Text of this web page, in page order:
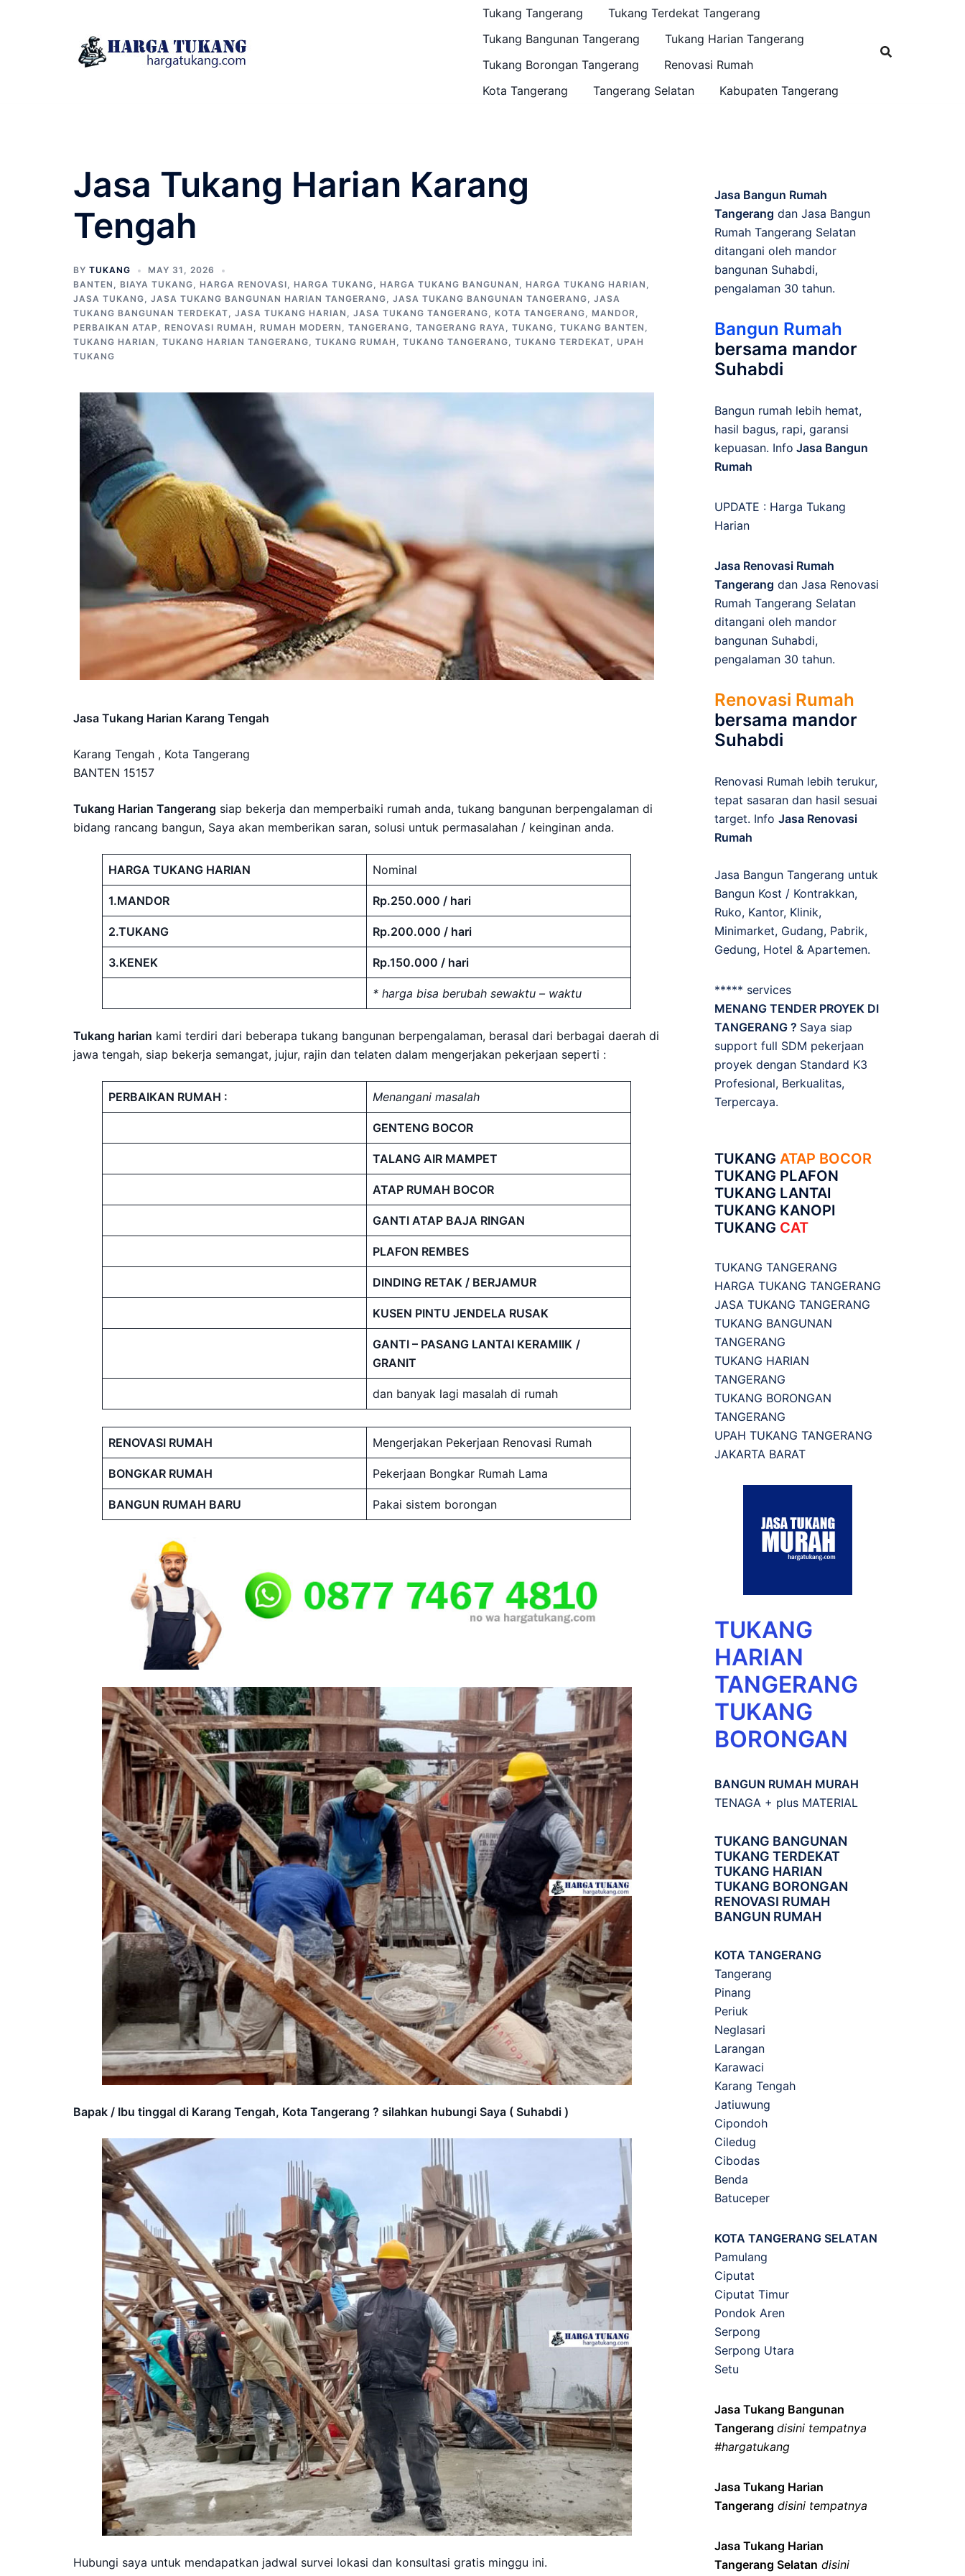
Tukang Tangerang
Tukang Terdekat Tangerang
Tukang Bangunan Tangerang
Tukang Harian Tangerang
Tukang Borongan Tangerang
Renovasi Rumah
Kota Tangerang
Tangerang Selatan Kabupaten Tangerang
Jasa Tukang Harian Karang
Tengah
BY TUKANG
MAY 31, 2026
BANTEN , BIAYA TUKANG, HARGA RENOVASI, HARGA TUKANG, HARGA TUKANG BANGUNAN , HARGA TUKANG HARIAN ,
JASA TUKANG, JASA TUKANG BANGUNAN HARIAN TANGERANG, JASA TUKANG BANGUNAN TANGERANG, JASA
TUKANG BANGUNAN TERDEKAT, JASA TUKANG HARIAN , JASA TUKANG TANGERANG, KOTA TANGERANG, MANDOR,
PERBAIKAN ATAP , RENOVASI RUMAH , RUMAH MODERN , TANGERANG, TANGERANG RAYA, TUKANG, TUKANG BANTEN ,
TUKANG HARIAN , TUKANG HARIAN TANGERANG, TUKANG RUMAH , TUKANG TANGERANG, TUKANG TERDEKAT, UPAH
TUKANG
Jasa Tukang Harian Karang Tengah
Karang Tengah , Kota Tangerang
BANTEN 15157
Tukang Harian Tangerang siap bekerja dan memperbaiki rumah anda, tukang bangunan berpengalaman di
bidang rancang bangun, Saya akan memberikan saran, solusi untuk permasalahan / keinginan anda.
HARGA TUKANG HARIAN Nominal
1.MANDOR Rp.250.000 / hari
2.TUKANG Rp.200.000 / hari
3.KENEK Rp.150.000 / hari
* harga bisa berubah sewaktu – waktu
Tukang harian kami terdiri dari beberapa tukang bangunan berpengalaman, berasal dari berbagai daerah di
jawa tengah, siap bekerja semangat, jujur, rajin dan telaten dalam mengerjakan pekerjaan seperti :
PERBAIKAN RUMAH : Menangani masalah
GENTENG BOCOR
TALANG AIR MAMPET
ATAP RUMAH BOCOR
GANTI ATAP BAJA RINGAN
PLAFON REMBES
DINDING RETAK / BERJAMUR
KUSEN PINTU JENDELA RUSAK
GANTI – PASANG LANTAI KERAMIIK /
GRANIT
dan banyak lagi masalah di rumah
RENOVASI RUMAH Mengerjakan Pekerjaan Renovasi Rumah
BONGKAR RUMAH Pekerjaan Bongkar Rumah Lama
BANGUN RUMAH BARU Pakai sistem borongan
Bapak / Ibu tinggal di Karang Tengah, Kota Tangerang ? silahkan hubungi Saya ( Suhabdi )
Hubungi saya untuk mendapatkan jadwal survei lokasi dan konsultasi gratis minggu ini.
Jasa Bangun Rumah
Tangerang dan Jasa Bangun
Rumah Tangerang Selatan
ditangani oleh mandor
bangunan Suhabdi,
pengalaman 30 tahun.
Bangun Rumah
bersama mandor
Suhabdi
Bangun rumah lebih hemat,
hasil bagus, rapi, garansi
kepuasan. Info Jasa Bangun
Rumah
UPDATE : Harga Tukang
Harian
Jasa Renovasi Rumah
Tangerang dan Jasa Renovasi
Rumah Tangerang Selatan
ditangani oleh mandor
bangunan Suhabdi,
pengalaman 30 tahun.
Renovasi Rumah
bersama mandor
Suhabdi
Renovasi Rumah lebih terukur,
tepat sasaran dan hasil sesuai
target. Info Jasa Renovasi
Rumah
Jasa Bangun Tangerang untuk
Bangun Kost / Kontrakkan,
Ruko, Kantor, Klinik,
Minimarket, Gudang, Pabrik,
Gedung, Hotel & Apartemen.
***** services
MENANG TENDER PROYEK DI
TANGERANG ? Saya siap
support full SDM pekerjaan
proyek dengan Standard K3
Profesional, Berkualitas,
Terpercaya.
TUKANG ATAP BOCOR
TUKANG PLAFON
TUKANG LANTAI
TUKANG KANOPI
TUKANG CAT
TUKANG TANGERANG
HARGA TUKANG TANGERANG
JASA TUKANG TANGERANG
TUKANG BANGUNAN
TANGERANG
TUKANG HARIAN
TANGERANG
TUKANG BORONGAN
TANGERANG
UPAH TUKANG TANGERANG
JAKARTA BARAT
TUKANG
HARIAN
TANGERANG
TUKANG
BORONGAN
BANGUN RUMAH MURAH
TENAGA + plus MATERIAL
TUKANG BANGUNAN
TUKANG TERDEKAT
TUKANG HARIAN
TUKANG BORONGAN
RENOVASI RUMAH
BANGUN RUMAH
KOTA TANGERANG
Tangerang
Pinang
Periuk
Neglasari
Larangan
Karawaci
Karang Tengah
Jatiuwung
Cipondoh
Ciledug
Cibodas
Benda
Batuceper
KOTA TANGERANG SELATAN
Pamulang
Ciputat
Ciputat Timur
Pondok Aren
Serpong
Serpong Utara
Setu
Jasa Tukang Bangunan
Tangerang disini tempatnya
#hargatukang
Jasa Tukang Harian
Tangerang disini tempatnya
Jasa Tukang Harian
Tangerang Selatan disini